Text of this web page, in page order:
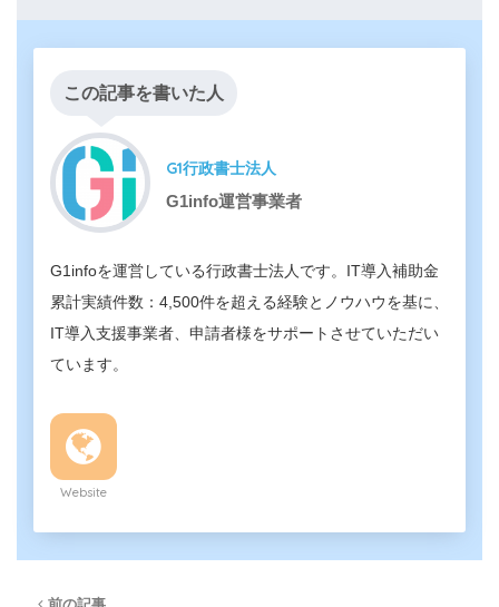
この記事を書いた人
G1行政書士法人
G1info運営事業者
G1infoを運営している行政書士法人です。IT導入補助金
累計実績件数：4,500件を超える経験とノウハウを基に、
IT導入支援事業者、申請者様をサポートさせていただい
ています。
Website